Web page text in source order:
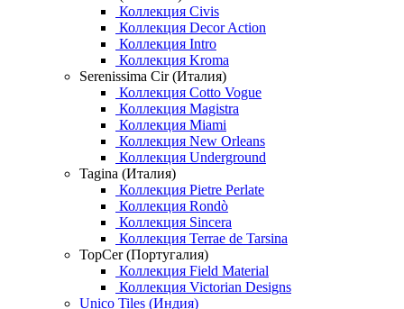
Коллекция Civis
Коллекция Decor Action
Коллекция Intro
Коллекция Kroma
Serenissima Cir (Италия)
Коллекция Cotto Vogue
Коллекция Magistra
Коллекция Miami
Коллекция New Orleans
Коллекция Underground
Tagina (Италия)
Коллекция Pietre Perlate
Коллекция Rondò
Коллекция Sincera
Коллекция Terrae de Tarsina
TopCer (Португалия)
Коллекция Field Material
Коллекция Victorian Designs
Unico Tiles (Индия)